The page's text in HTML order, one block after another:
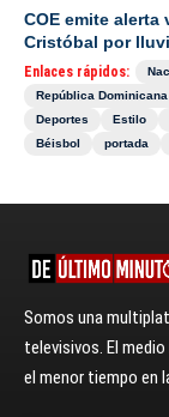
COE emite alerta
Cristóbal por
Enlaces rápidos:
República Dominicana
Deportes
Estilo
Béisbol
portada
Somos una
televisivos. El
el menor tiempo en